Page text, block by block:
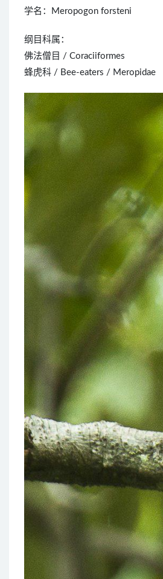
学名：Meropogon forsteni
纲目科属：
佛法僧目 / Coraciiformes
蜂虎科 / Bee-eaters / Meropidae